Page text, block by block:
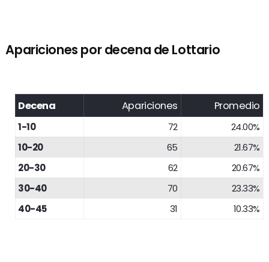
Apariciones por decena de Lottario
Decena Apariciones Promedio
1-10 72
24.00%
10-20
65
21.67%
20-30
62
20.67%
30-40
70
23.33%
40-45
31 10.33%